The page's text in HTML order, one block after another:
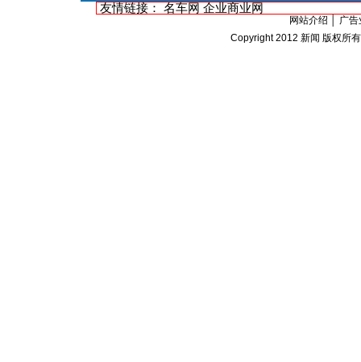
友情链接： 名车网 企业商业网
网站介绍
广告
Copyright 2012 新闻 版权所